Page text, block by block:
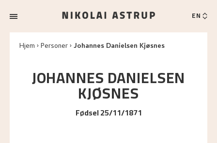
EN
Hjem Personer Johannes Danielsen Kjøsnes
JOHANNES DANIELSEN
KJØSNES
Fødsel 25/11/1871